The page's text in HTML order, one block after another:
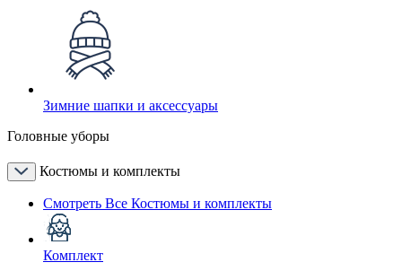
Зимние шапки и аксессуары
Головные уборы
Костюмы и комплекты
Смотреть Все Костюмы и комплекты
Комплект